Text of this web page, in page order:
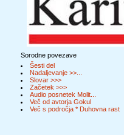
Sorodne povezave
Šesti del
Nadaljevanje >>...
Slovar >>>
Začetek >>>
Audio posnetek Molit...
Več od avtorja Gokul
Več s področja * Duhovna rast